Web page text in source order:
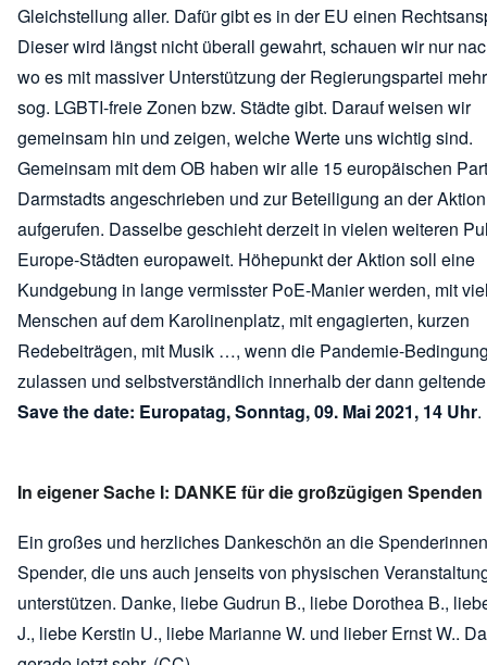
Gleichstellung aller. Dafür gibt es in der EU einen
Dieser wird längst nicht überall gewahrt, schauen wir nur
wo es mit massiver Unterstützung der Regierungspartei
sog. LGBTI-freie Zonen bzw. Städte gibt. Darauf weisen wir
gemeinsam hin und zeigen, welche Werte uns wichtig sind.
Gemeinsam mit dem OB haben wir alle 15 europäischen
Darmstadts angeschrieben und zur Beteiligung an der Aktion
aufgerufen. Dasselbe geschieht derzeit in vielen weiteren
Europe-Städten europaweit. Höhepunkt der Aktion soll eine
Kundgebung in lange vermisster PoE-Manier werden, mit
Menschen auf dem Karolinenplatz, mit engagierten, kurzen
Redebeiträgen, mit Musik …, wenn die Pandemie-
zulassen und selbstverständlich innerhalb der dann
Save the date: Europatag, Sonntag, 09. Mai 2021, 14 Uhr.
In eigener Sache I: DANKE für die großzügigen Spenden
Ein großes und herzliches Dankeschön an die
Spender, die uns auch jenseits von physischen
unterstützen. Danke, liebe Gudrun B., liebe Dorothea B.,
J., liebe Kerstin U., liebe Marianne W. und lieber Ernst W..